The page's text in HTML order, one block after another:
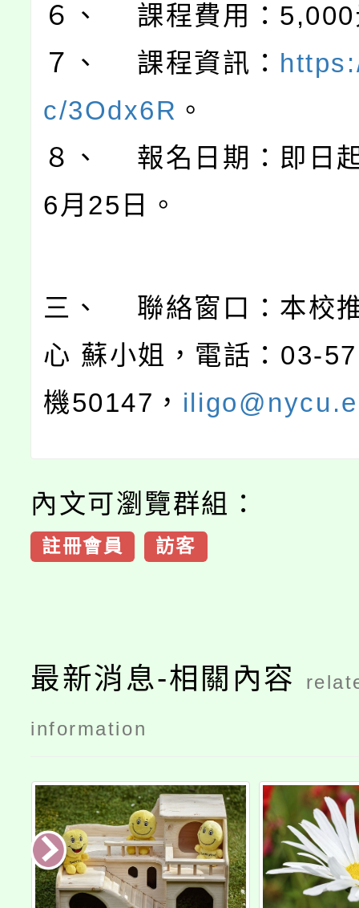
６、 課程費用：5,000
７、 課程資訊：
c/3Odx6R 。
８、 報名日期：即日
6月25日。
三、 聯絡窗口：本校
心 蘇小姐，電話：03-
機50147，
內文可瀏覽群組：
註冊會員 訪客
最新消息-相關內容
information